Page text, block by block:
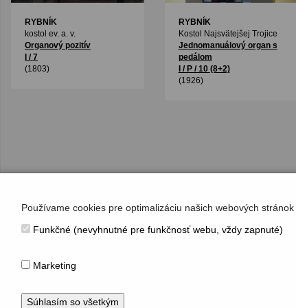
RYBNÍK
kostol ev. a. v.
Organový pozitív
I / 7
(1803)
RYBNÍK
Kostol Najsvätejšej Trojice
Jednomanuálový organ s
pedálom
I / P / 10 (8+2)
(1926)
KONTAKT
Hudobné centrum
+421 (2) 2047 0111, info@hc.sk
www.hc.sk
Používame cookies pre optimalizáciu našich webových stránok
Funkčné (nevyhnutné pre funkčnosť webu, vždy zapnuté)
Marketing